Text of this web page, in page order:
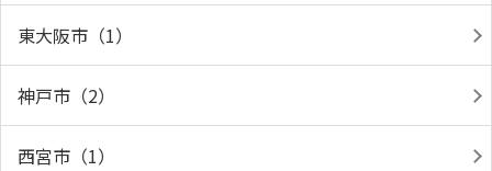
東大阪市（1）
神戸市（2）
西宮市（1）